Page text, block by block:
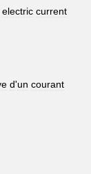
electric current
d'un courant